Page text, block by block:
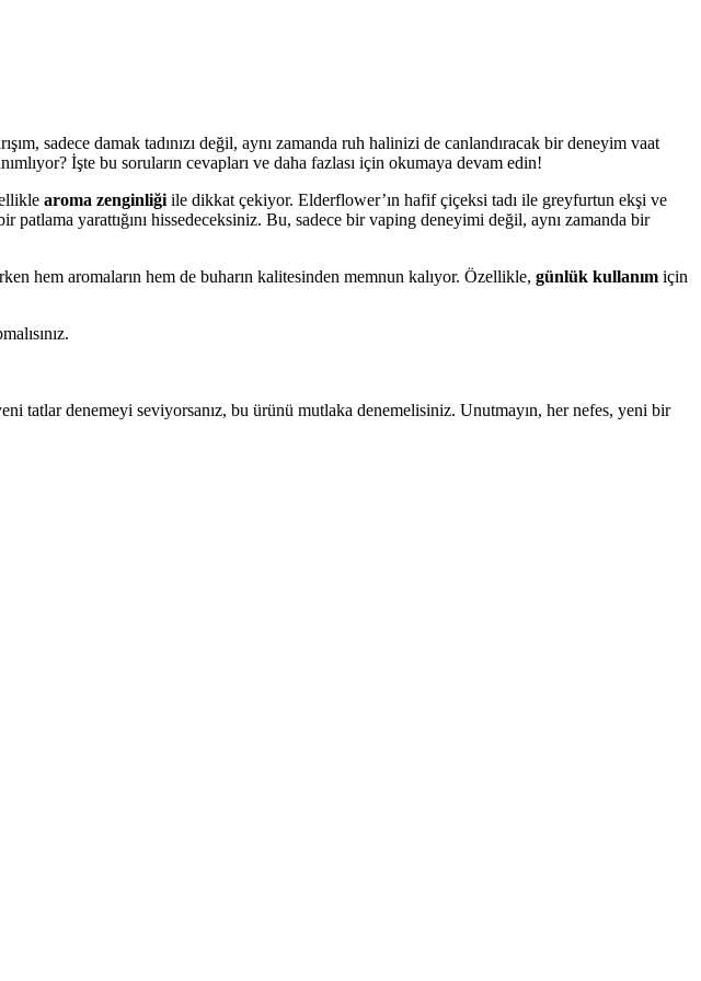
sadece damak tadınızı değil, aynı zamanda ruh halinizi de canlandıracak bir deneyim vaat
İşte bu soruların cevapları ve daha fazlası için okumaya devam edin!
aroma zenginliği ile dikkat çekiyor. Elderflower’ın hafif çiçeksi tadı ile greyfurtun ekşi ve
yarattığını hissedeceksiniz. Bu, sadece bir vaping deneyimi değil, aynı zamanda bir
hem aromaların hem de buharın kalitesinden memnun kalıyor. Özellikle, günlük kullanım için
tatlar denemeyi seviyorsanız, bu ürünü mutlaka denemelisiniz. Unutmayın, her nefes, yeni bir